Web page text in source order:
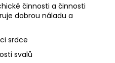
činnosti a činnosti
dobrou náladu a
srdce
svalů